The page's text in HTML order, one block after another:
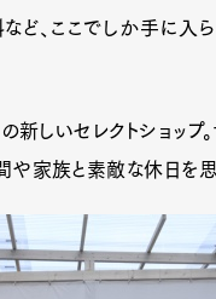
ど、ここでしか手に
の新しいセレクトショッ
や家族と素敵な休日を